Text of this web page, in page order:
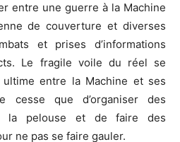
entre une guerre à la Machine
de couverture et diverses
et prises d’informations
Le fragile voile du réel se
entre la Machine et ses
cesse que d’organiser des
la pelouse et de faire des
ne pas se faire gauler.